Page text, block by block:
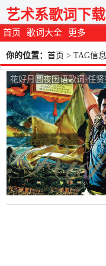
首页 歌词大全 更多
艺术系歌词下
你的位置： 首页 > TAG信
花好月圆夜国语歌词-任
杨千嬅